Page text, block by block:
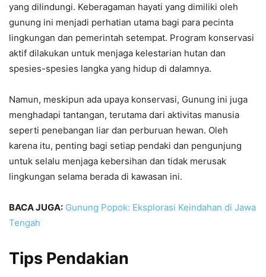
yang dilindungi. Keberagaman hayati yang dimiliki oleh
gunung ini menjadi perhatian utama bagi para pecinta
lingkungan dan pemerintah setempat. Program konservasi
aktif dilakukan untuk menjaga kelestarian hutan dan
spesies-spesies langka yang hidup di dalamnya.
Namun, meskipun ada upaya konservasi, Gunung ini juga
menghadapi tantangan, terutama dari aktivitas manusia
seperti penebangan liar dan perburuan hewan. Oleh
karena itu, penting bagi setiap pendaki dan pengunjung
untuk selalu menjaga kebersihan dan tidak merusak
lingkungan selama berada di kawasan ini.
BACA JUGA: Gunung Popok: Eksplorasi Keindahan di Jawa
Tengah
Tips Pendakian